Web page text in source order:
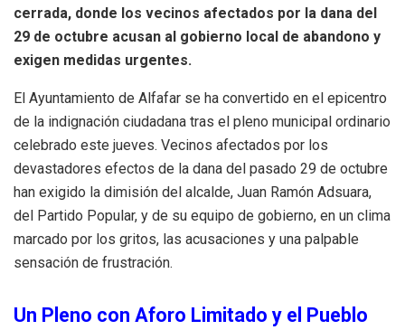
cerrada, donde los vecinos afectados por la dana del
29 de octubre acusan al gobierno local de abandono y
exigen medidas urgentes.
El Ayuntamiento de Alfafar se ha convertido en el epicentro
de la indignación ciudadana tras el pleno municipal ordinario
celebrado este jueves. Vecinos afectados por los
devastadores efectos de la dana del pasado 29 de octubre
han exigido la dimisión del alcalde, Juan Ramón Adsuara,
del Partido Popular, y de su equipo de gobierno, en un clima
marcado por los gritos, las acusaciones y una palpable
sensación de frustración.
Un Pleno con Aforo Limitado y el Pueblo